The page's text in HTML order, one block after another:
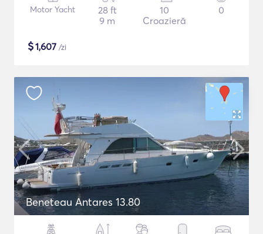
Motor Yacht
28 ft
9 m
10
Croazieră
0
$1,607 /zi
Beneteau Antares 13.80